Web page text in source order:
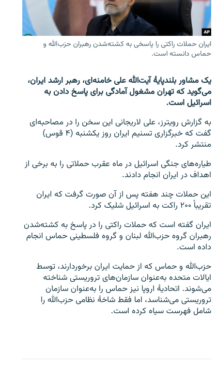
تماس
صفحه پشتو
Azadi English
به ما بپیوندید
همۀ سایت‌های رادیو آزادی/ رادیو اروپای آزاد
ایران حملات راکتی را پاسخی به کشته‌شدن رهبران حزب‌الله و
حماس دانسته است.
یک مشاور بلندپایۀ آیت‌الله علی خامنه‌ای، رهبر ارشد ایران،
می‌گوید که تهران مشغول آمادگی برای پاسخ دادن به
اسرائیل است.
به گزارش رویترز، علی لاریجانی این سخن را در مصاحبه‌ای
گفت که خبرگزاری تسنیم ایران روز یکشنبه (۴ قوس)
منتشر کرد.
طیاره‌های جنگی اسرائیل در ماه عقرب حملاتی را به برخی از
اهداف در ایران انجام دادند.
این حملات چند هفته پس از آن صورت گرفت که ایران
تقریباً ۲۰۰ راکت به اسرائیل شلیک کرد.
ایران گفته است که حملات راکتی را در پاسخ به کشته‌شدن
رهبران گروه حزب‌الله لبنان و گروه فلسطینی حماس انجام
داده است.
حزب‌الله و حماس که از حمایت ایران برخوردارند، توسط
ایالات متحده به‌عنوان سازمان‌های تروریستی شناخته
می‌شوند. اتحادیۀ اروپا نیز حماس را به‌عنوان سازمان
تروریستی می‌شناسد، اما فقط شاخۀ نظامی حزب‌الله را
شامل فهرست سیاه کرده است.